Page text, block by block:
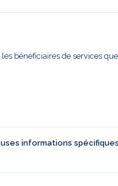
bénéficiaires de services
informations